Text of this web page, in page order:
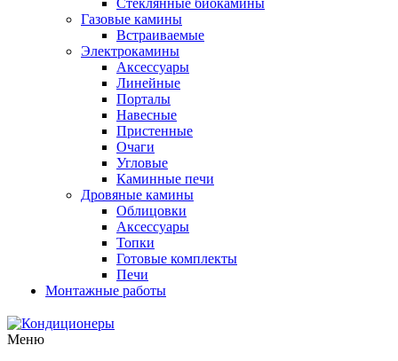
Стеклянные биокамины
Газовые камины
Встраиваемые
Электрокамины
Аксессуары
Линейные
Порталы
Навесные
Пристенные
Очаги
Угловые
Каминные печи
Дровяные камины
Облицовки
Аксессуары
Топки
Готовые комплекты
Печи
Монтажные работы
Меню